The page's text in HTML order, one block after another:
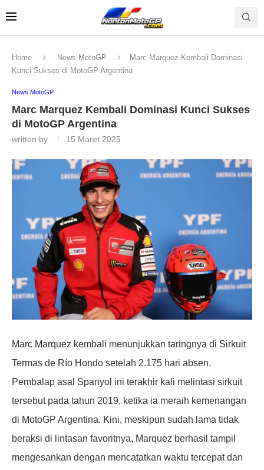
Home News MotoGP
Marc Marquez Kembali Dominasi
Kunci Sukses di MotoGP Argentina
News MotoGP
Marc Marquez Kembali Dominasi Kunci Sukses
di MotoGP Argentina
written by 15 Maret 2025
Marc Marquez kembali menunjukkan taringnya di Sirkuit
Termas de Río Hondo setelah 2.175 hari absen.
Pembalap asal Spanyol ini terakhir kali melintasi sirkuit
tersebut pada tahun 2019, ketika ia meraih kemenangan
di MotoGP Argentina. Kini, meskipun sudah lama tidak
beraksi di lintasan favoritnya, Marquez berhasil tampil
mengesankan dengan mencatatkan waktu tercepat dan